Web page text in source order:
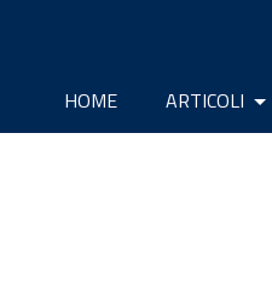
HOME ARTICOLI